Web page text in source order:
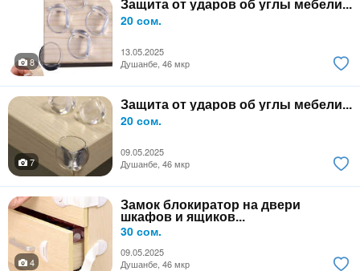
Защита от ударов об углы мебели...
20 сом.
13.05.2025
8
Душанбе, 46 мкр
Защита от ударов об углы мебели...
20 сом.
09.05.2025
7
Душанбе, 46 мкр
Замок блокиратор на двери
шкафов и ящиков...
30 сом.
09.05.2025
4
Душанбе, 46 мкр